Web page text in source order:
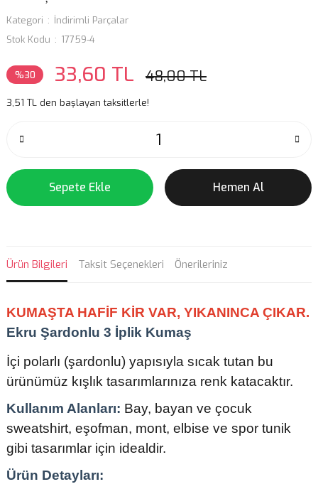
Kategori
İndirimli Parçalar
Stok Kodu
17759-4
%30 33,60 TL 48,00 TL
3,51 TL den başlayan taksitlerle!
Sepete Ekle Hemen Al
Ürün Bilgileri Taksit Seçenekleri Önerileriniz
KUMAŞTA HAFİF KİR VAR, YIKANINCA ÇIKAR.
Ekru Şardonlu 3 İplik Kumaş
İçi polarlı (şardonlu) yapısıyla sıcak tutan bu
ürünümüz kışlık tasarımlarınıza renk katacaktır.
Kullanım Alanları: Bay, bayan ve çocuk
sweatshirt, eşofman, mont, elbise ve spor tunik
gibi tasarımlar için idealdir.
Ürün Detayları: